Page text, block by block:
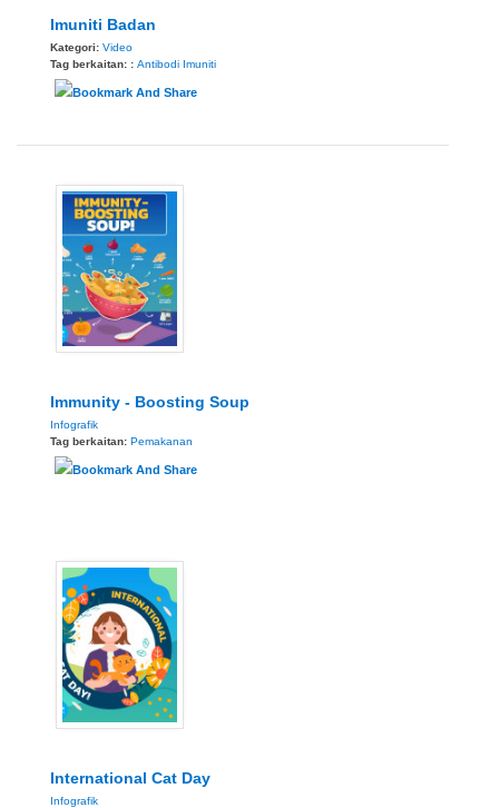
Imuniti Badan
Kategori: Video
Tag berkaitan: : Antibodi Imuniti
Immunity - Boosting Soup
Infografik
Tag berkaitan: Pemakanan
International Cat Day
Infografik